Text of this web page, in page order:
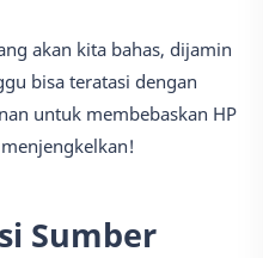
akan kita bahas, dijamin
bisa teratasi dengan
untuk membebaskan HP
Sumber